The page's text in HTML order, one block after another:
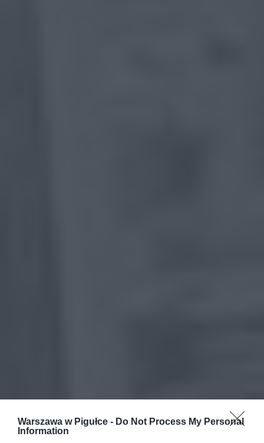
Warszawa w Pigułce - Do Not Process My Personal
Information